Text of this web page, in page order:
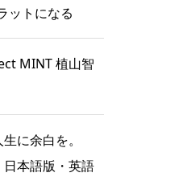
ットになる
MINT 植山智
に余白を。
日本語版・英語